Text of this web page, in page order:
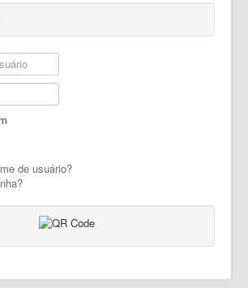
de usuário?